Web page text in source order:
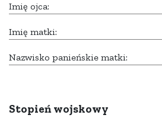
Imię ojca:
Imię matki:
Nazwisko panieńskie matki:
Stopień wojskowy